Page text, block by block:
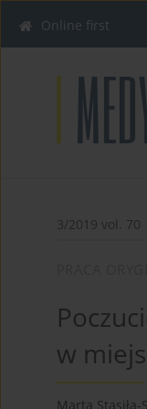
Online first
3/2019 vol. 70
w
Marta Stasiła-